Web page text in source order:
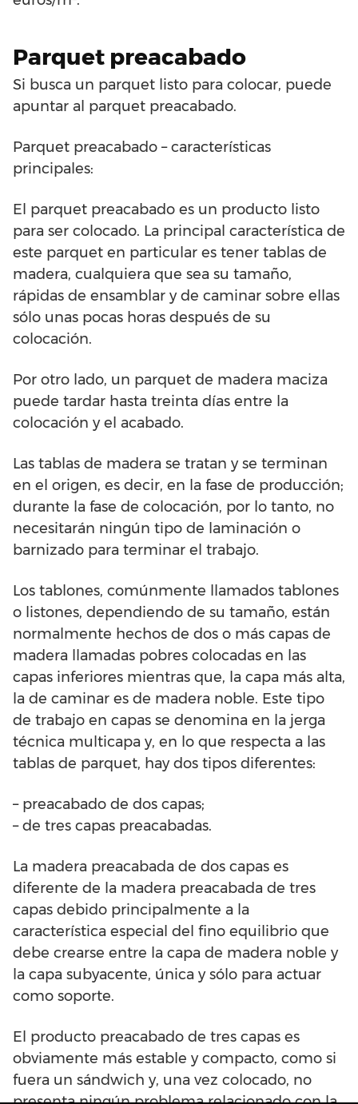
Parquet preacabado
Si busca un parquet listo para colocar, puede
apuntar al parquet preacabado.
Parquet preacabado – características
principales:
El parquet preacabado es un producto listo
para ser colocado. La principal característica de
este parquet en particular es tener tablas de
madera, cualquiera que sea su tamaño,
rápidas de ensamblar y de caminar sobre ellas
sólo unas pocas horas después de su
colocación.
Por otro lado, un parquet de madera maciza
puede tardar hasta treinta días entre la
colocación y el acabado.
Las tablas de madera se tratan y se terminan
en el origen, es decir, en la fase de producción;
durante la fase de colocación, por lo tanto, no
necesitarán ningún tipo de laminación o
barnizado para terminar el trabajo.
Los tablones, comúnmente llamados tablones
o listones, dependiendo de su tamaño, están
normalmente hechos de dos o más capas de
madera llamadas pobres colocadas en las
capas inferiores mientras que, la capa más alta,
la de caminar es de madera noble. Este tipo
de trabajo en capas se denomina en la jerga
técnica multicapa y, en lo que respecta a las
tablas de parquet, hay dos tipos diferentes:
– preacabado de dos capas;
– de tres capas preacabadas.
La madera preacabada de dos capas es
diferente de la madera preacabada de tres
capas debido principalmente a la
característica especial del fino equilibrio que
debe crearse entre la capa de madera noble y
la capa subyacente, única y sólo para actuar
como soporte.
El producto preacabado de tres capas es
obviamente más estable y compacto, como si
fuera un sándwich y, una vez colocado, no